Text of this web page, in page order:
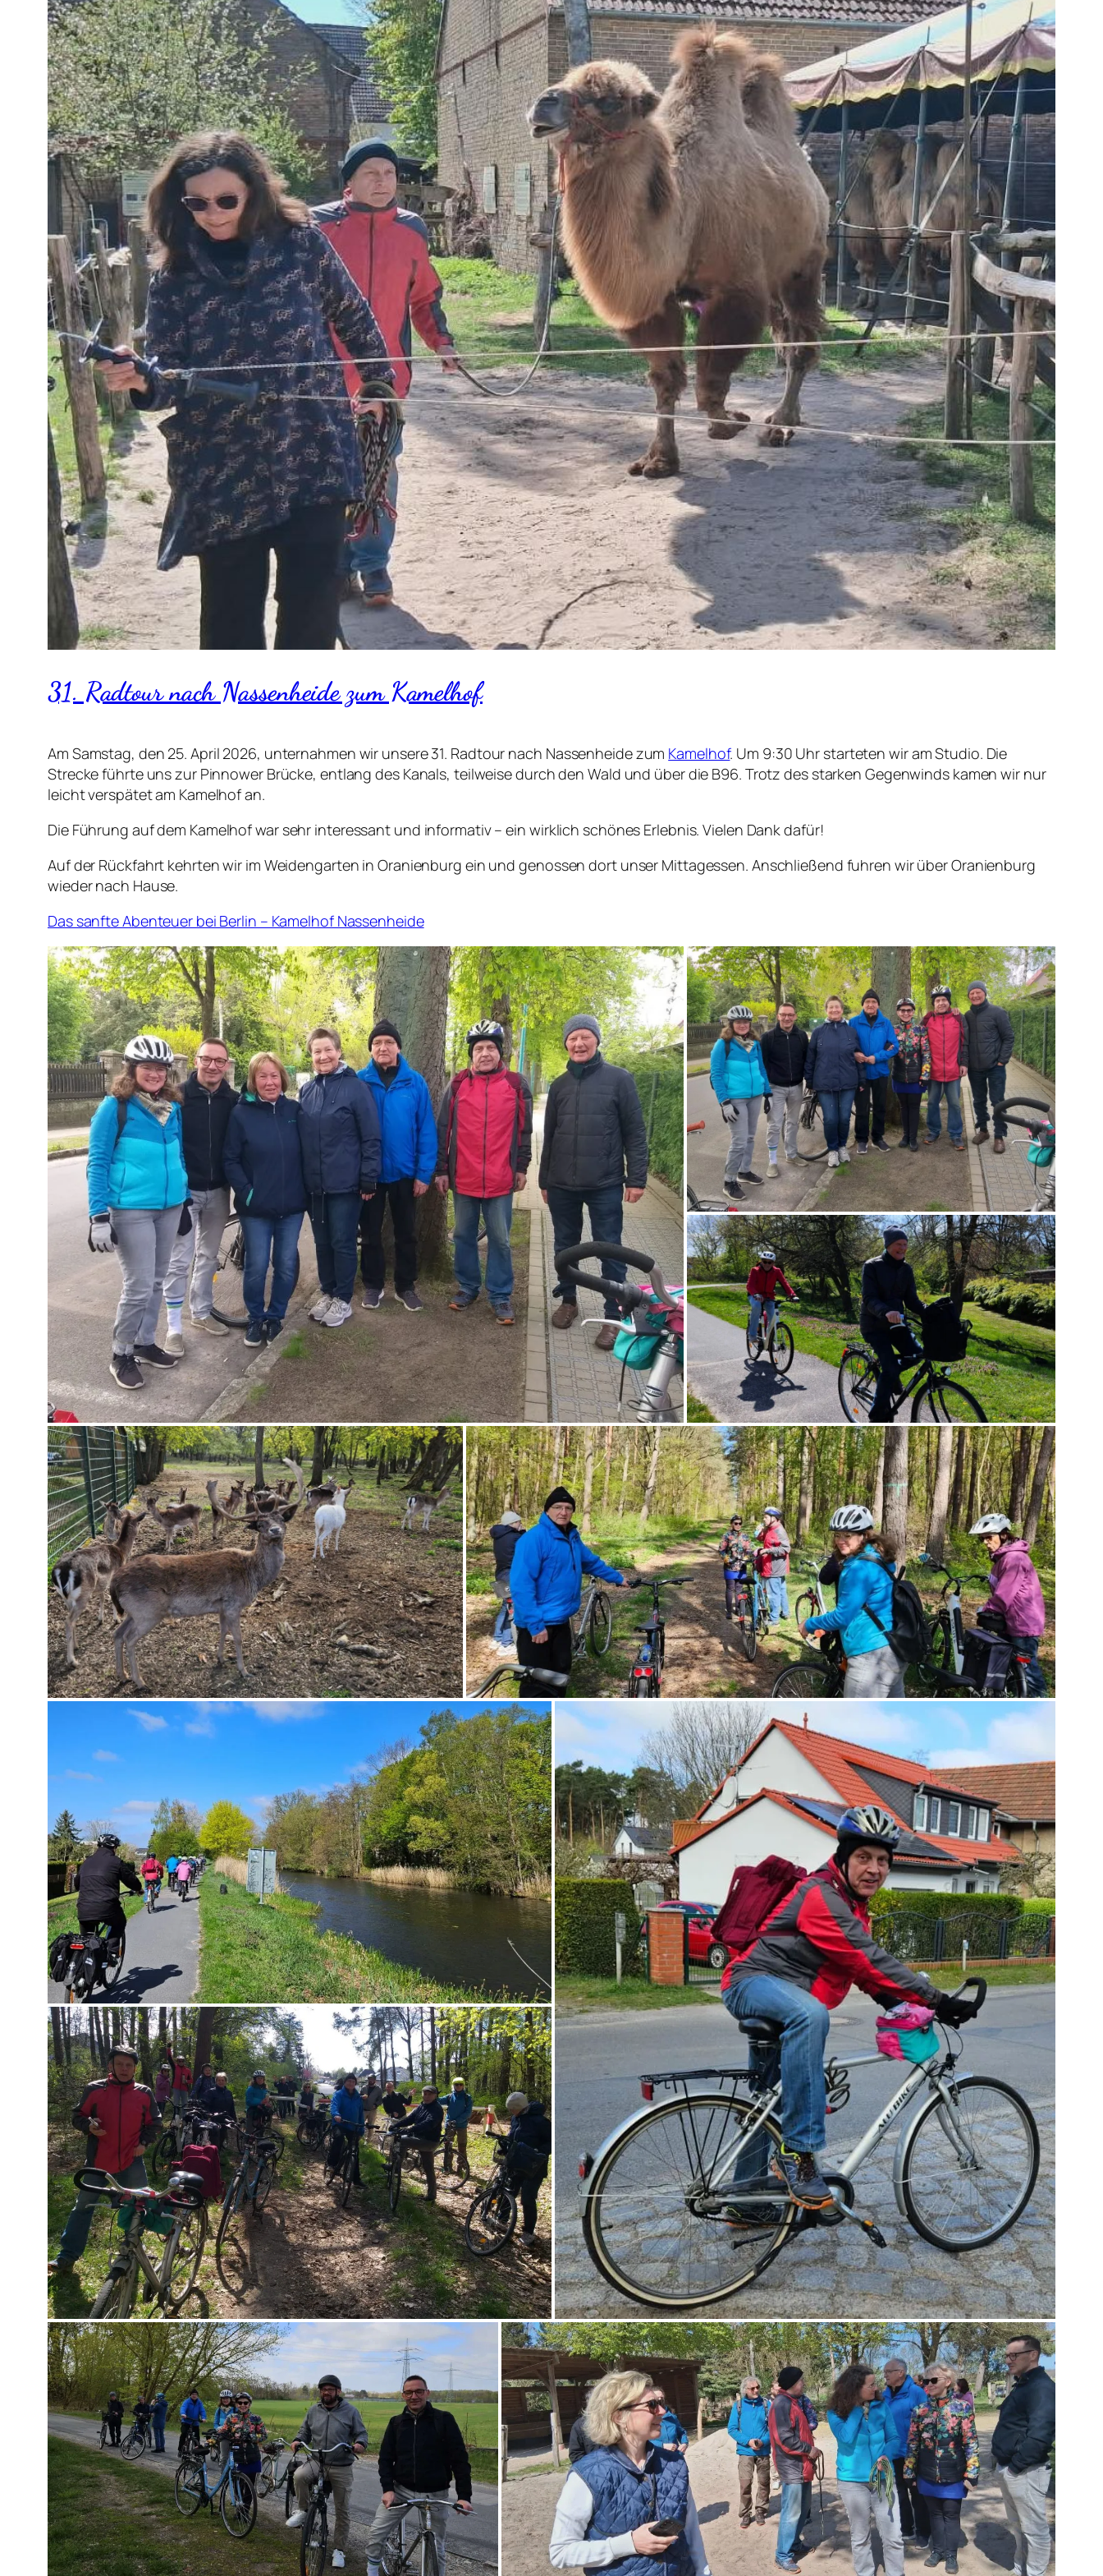
31. Radtour nach Nassenheide zum Kamelhof
Am Samstag, den 25. April 2026, unternahmen wir unsere 31. Radtour nach Nassenheide zum Kamelhof. Um 9:30 Uhr starteten wir am Studio. Die
Strecke führte uns zur Pinnower Brücke, entlang des Kanals, teilweise durch den Wald und über die B96. Trotz des starken Gegenwinds kamen wir nur
leicht verspätet am Kamelhof an.
Die Führung auf dem Kamelhof war sehr interessant und informativ – ein wirklich schönes Erlebnis. Vielen Dank dafür!
Auf der Rückfahrt kehrten wir im Weidengarten in Oranienburg ein und genossen dort unser Mittagessen. Anschließend fuhren wir über Oranienburg
wieder nach Hause.
Das sanfte Abenteuer bei Berlin – Kamelhof Nassenheide